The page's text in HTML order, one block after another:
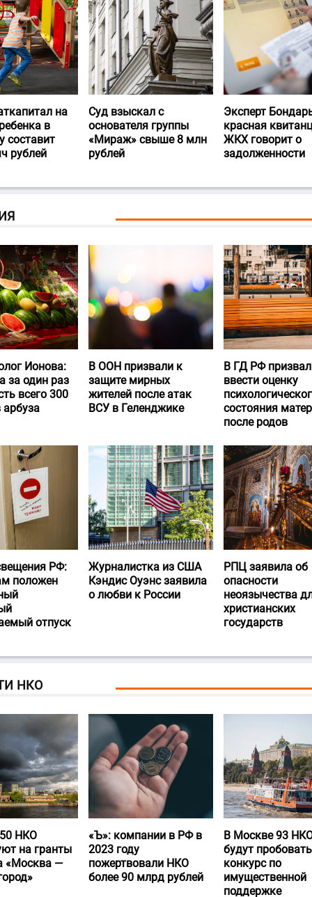
на
в
составит
рублей
Суд взыскал с
основателя группы
«Мираж» свыше 8 млн
рублей
Эксперт
красная
ЖКХ говорит о
задолженности
Ионова:
за один раз
всего 300
В ООН призвали к
защите мирных
жителей после атак
ВСУ в Геленджике
В ГД РФ
ввести оценку
состояния
после родов
РФ:
положен
отпуск
Журналистка из США
Кэндис Оуэнс заявила
о любви к России
РПЦ заявила об
опасности
неоязычества
христианских
государств
НКО
НКО
на гранты
«Москва —
«Ъ‎»: компании в РФ в
2023 году
пожертвовали НКО
более 90 млрд рублей
В Москве 93
будут
конкурс по
имущественной
поддержке